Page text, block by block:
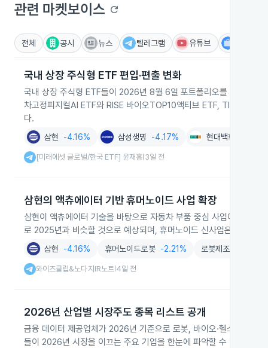
관련 마켓보이스 refresh
전체 공시 뉴스 텔레그램 유튜브
국내 상장 주식형 ETF 편입·편출 변화
국내 상장 주식형 ETF들이 2026년 8월 6일 포트폴리오를 재편하며
차고정피지컬AI ETF와 RISE 바이오TOP10액티브 ETF, TIME 코스
다.
삼현 -4.16% 삼성생명 -4.17% 현대백화점
[미래에셋 글로벌/한국 ETF] 윤재홍 3일 전
삼현의 액츄에이터 기반 휴머노이드 사업 확장
삼현이 액츄에이터 기술을 바탕으로 자동차 부품 중심 사업에서 로
로 2025년과 비슷할 것으로 예상되며, 휴머노이드 신사업은 단기간
삼현 -4.16% 휴머노이드로봇 -2.21% 로봇제조
와이즈클럽&노다지IR노트 4일 전
2026년 산업별 시장주도 종목 리스트 공개
금융 데이터 제공업체가 2026년 기준으로 로봇, 바이오·헬스케어,
들이 2026년 시장을 이끄는 주요 기업을 한눈에 파악할 수 있습니다.